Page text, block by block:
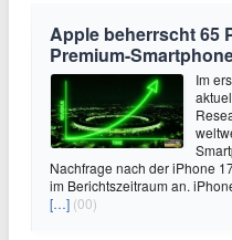
Apple beherrscht 65
Premium-
Im
Nachfrage nach der iPhone
im Berichtszeitraum an.
[…] (00)